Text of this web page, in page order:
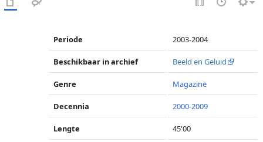
Periode 2003-2004
Beschikbaar in archief Beeld en Geluid
Genre Magazine
Decennia 2000-2009
Lengte 45'00